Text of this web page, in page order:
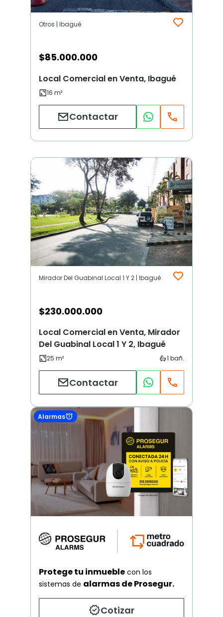
Otros | Ibagué
$85.000.000
Local Comercial en Venta, Ibagué
Contactar
Mirador Del Guabinal Local 1 Y 2 | Ibagué
$230.000.000
Local Comercial en Venta, Mirador
Del Guabinal Local 1 Y 2, Ibagué
Contactar
Alarmas
Protege tu inmueble con los
sistemas de alarmas de Prosegur.
Cotizar